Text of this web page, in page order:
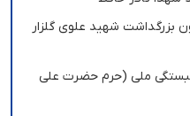
بزرگداشت شهید علوی گلزار
ملی (حرم حضرت علی